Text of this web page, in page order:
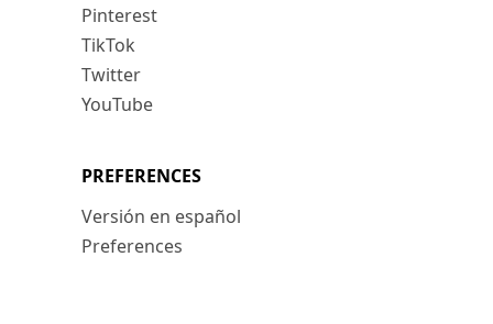
Pinterest
TikTok
Twitter
YouTube
PREFERENCES
Versión en español
Preferences